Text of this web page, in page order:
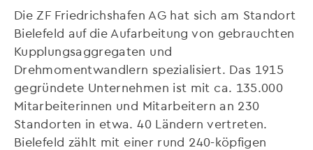
Die ZF Friedrichshafen AG hat sich am Standort
Bielefeld auf die Aufarbeitung von gebrauchten
Kupplungsaggregaten und
Drehmomentwandlern spezialisiert. Das 1915
gegründete Unternehmen ist mit ca. 135.000
Mitarbeiterinnen und Mitarbeitern an 230
Standorten in etwa. 40 Ländern vertreten.
Bielefeld zählt mit einer rund 240-köpfigen